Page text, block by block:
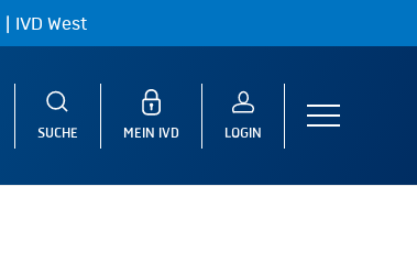
| IVD West
SUCHE MEIN IVD LOGIN
Menu